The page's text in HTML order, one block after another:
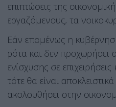
επιπτώσεις της
εργαζόμενους, τα
Εάν επομένως η
ρότα και δεν προχωρήσει
ενίσχυσης σε
τότε θα είναι
ακολουθήσει στην